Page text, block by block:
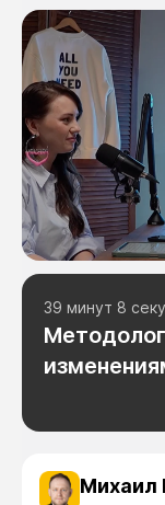
39 минут 8
Михаил